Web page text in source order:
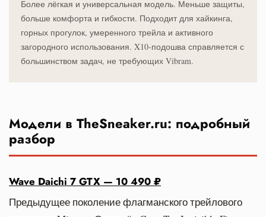
Более лёгкая и универсальная модель. Меньше защиты,
больше комфорта и гибкости. Подходит для хайкинга,
горных прогулок, умеренного трейла и активного
загородного использования. X10-подошва справляется с
большинством задач, не требующих Vibram.
Модели в TheSneaker.ru: подробный
разбор
Wave Daichi 7 GTX — 10 490 ₽
Предыдущее поколение флагманского трейлового